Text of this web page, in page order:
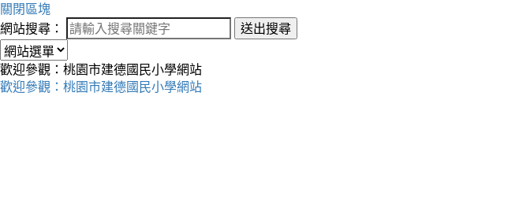
關閉區塊
網站搜尋：
送出搜尋
歡迎參觀：桃園市建德國民小學網站
歡迎參觀：桃園市建德國民小學網站